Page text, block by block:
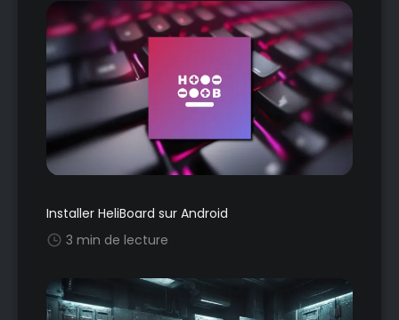
Installer HeliBoard sur Android
3 min de lecture